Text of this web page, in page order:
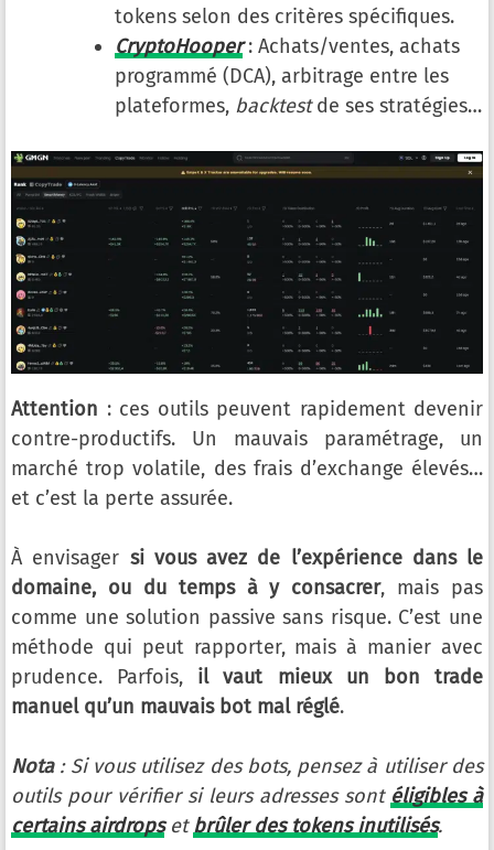
tokens selon des critères spécifiques.
CryptoHooper: Achats/ventes, achats
programmé (DCA), arbitrage entre les
plateformes, backtestde ses stratégies…
Attention : ces outils peuvent rapidement devenir
contre-productifs. Un mauvais paramétrage, un
marché trop volatile, des frais d’exchange élevés…
et c’est la perte assurée.
À envisager si vous avez de l’expérience dans le
domaine, ou du temps à y consacrer, mais pas
comme une solution passive sans risque. C’est une
méthode qui peut rapporter, mais à manier avec
prudence. Parfois, il vaut mieux un bon trade
manuel qu’un mauvais bot mal réglé.
Nota: Si vous utilisez des bots, pensez à utiliser des
outils pour vérifier si leurs adresses sont éligibles à
certains airdropsetbrûler des tokens inutilisés.